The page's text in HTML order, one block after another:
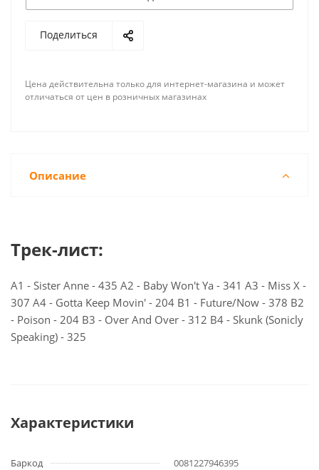
Поделиться
Цена действительна только для интернет-магазина и может
отличаться от цен в розничных магазинах
Описание
Трек-лист:
A1 - Sister Anne - 435 A2 - Baby Won't Ya - 341 A3 - Miss X -
307 A4 - Gotta Keep Movin' - 204 B1 - Future/Now - 378 B2
- Poison - 204 B3 - Over And Over - 312 B4 - Skunk (Sonicly
Speaking) - 325
Характеристики
Баркод
0081227946395